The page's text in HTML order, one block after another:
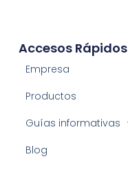
Accesos Rápidos
Empresa
Productos
Guías informativas
Blog